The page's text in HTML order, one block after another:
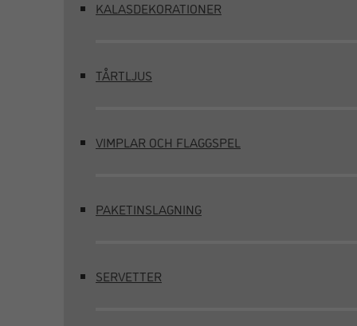
KALASDEKORATIONER
TÅRTLJUS
VIMPLAR OCH FLAGGSPEL
PAKETINSLAGNING
SERVETTER